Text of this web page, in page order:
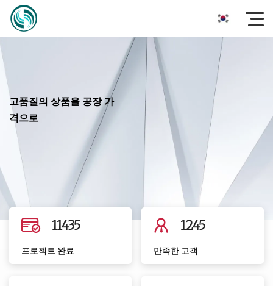
고품질의 상품을 공장 가
격으로
11435
프로젝트 완료
1245
만족한 고객